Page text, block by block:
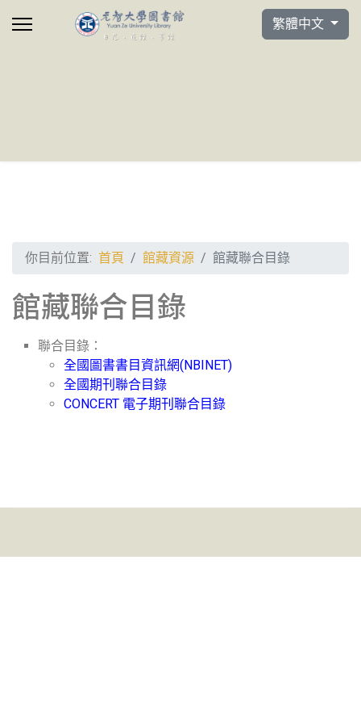
選擇你的語言
繁體中文
你目前位置: 首頁 館藏資源 館藏聯合目錄
館藏聯合目錄
聯合目錄：
全國圖書書目資訊網(NBINET)
全國期刊聯合目錄
CONCERT 電子期刊聯合目錄